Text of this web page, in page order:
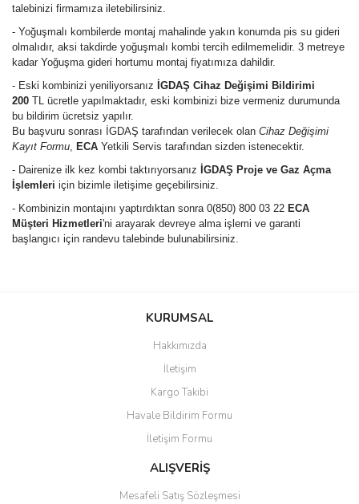
talebinizi firmamıza iletebilirsiniz.
- Yoğuşmalı kombilerde montaj mahalinde yakın konumda pis su gideri
olmalıdır, aksi takdirde yoğuşmalı kombi tercih edilmemelidir. 3 metreye
kadar Yoğuşma gideri hortumu montaj fiyatımıza dahildir.
- Eski kombinizi yeniliyorsanız İGDAŞ Cihaz Değişimi Bildirimi
200 TL ücretle yapılmaktadır, eski kombinizi bize vermeniz durumunda
bu bildirim ücretsiz yapılır.
Bu başvuru sonrası İGDAŞ tarafından verilecek olan Cihaz Değişimi
Kayıt Formu, ECA Yetkili Servis tarafından sizden istenecektir.
- Dairenize ilk kez kombi taktırıyorsanız İGDAŞ Proje ve Gaz Açma
İşlemleri için bizimle iletişime geçebilirsiniz.
- Kombinizin montajını yaptırdıktan sonra 0(850) 800 03 22 ECA
Müşteri Hizmetleri'ni arayarak devreye alma işlemi ve garanti
başlangıcı için randevu talebinde bulunabilirsiniz.
Bu ürüne ilk yorumu siz yapın!
Yorum Yaz
Ürün resmi kalitesiz, bozuk veya görüntülenemiyor.
Ürün açıklamasında eksik bilgiler bulunuyor.
Ürün bilgilerinde hatalar bulunuyor.
Ürün fiyatı diğer sitelerden daha pahalı.
Bu ürüne benzer farklı alternatifler olmalı.
KURUMSAL
Hakkımızda
İletişim
Kargo Takibi
Havale Bildirim Formu
İletişim Formu
ALIŞVERİŞ
Mesafeli Satış Sözleşmesi